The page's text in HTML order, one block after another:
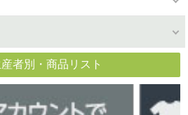
者別・商品リスト